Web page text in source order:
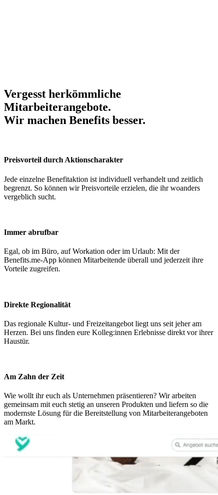
Vergesst herkömmliche
Mitarbeiterangebote.
Wir machen Benefits besser.
Preisvorteil durch Aktionscharakter
Jede einzelne Benefitaktion ist individuell verhandelt und zeitlich
begrenzt. So können wir Preisvorteile erzielen, die ihr woanders
vergeblich sucht.
Immer abrufbar
Egal, ob im Büro, auf Workation oder im Urlaub: Mit der
Benefits.me-App können Mitarbeitende überall und jederzeit ihre
Vorteile zugreifen.
Direkte Regionalität
Das regionale Kultur- und Freizeitangebot liegt uns seit jeher am
Herzen. Bei uns finden eure Kolleg:innen Erlebnisse direkt vor ihrer
Haustür.
Am Zahn der Zeit
Wie wollt ihr euch als Unternehmen präsentieren? Wir arbeiten
gemeinsam mit euch stetig an unseren Produkten und liefern so die
modernste Lösung für die Bereitstellung von Mitarbeiterangeboten
am Markt.